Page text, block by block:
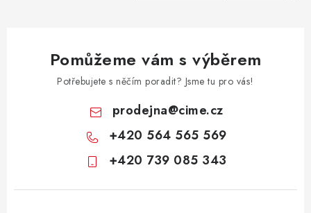
Pomůžeme vám s výběrem
Potřebujete s něčím poradit? Jsme tu pro vás!
prodejna@cime.cz
+420 564 565 569
+420 739 085 343